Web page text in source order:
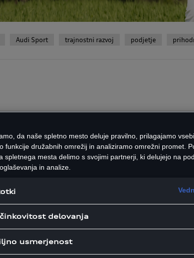
Audi Sport trajnostni razvoj podjetje
"Z mojim Q5
kot dveh desetletjih na
od odrov, da se
preden si vzame
jo povabili, da se z nami
vidi skrivnost uspešne
in tudi, zakaj rada
da naše spletno mesto deluje pravilno, prilagajamo
funkcije družabnih omrežij in analiziramo omrežni promet.
spletnega mesta delimo s svojimi partnerji, ki delujejo na
in analize.
delovanja
usmerjenost